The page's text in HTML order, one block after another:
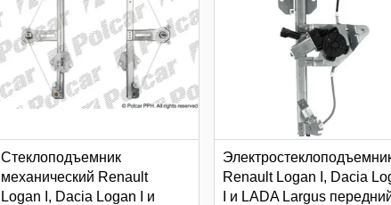
Стеклоподъемник
механический Renault
Logan I, Dacia Logan I и
Renault Logan I, Dacia
I и LADA Largus